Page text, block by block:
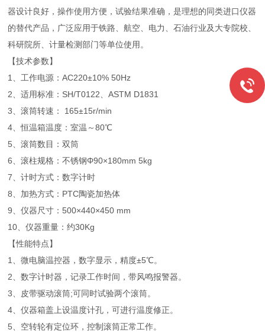
器设计良好，操作使用方便，试验结果准确，是理想的同类进口仪器
的替代产品，广泛应用于铁路、航空、电力、石油行业及大专院校、
科研院所、计量检测部门等单位使用。
【技术参数】
1、工作电源：AC220±10% 50Hz
2、适用标准：SH/T0122、ASTM D1831
3、滚筒转速： 165±15r/min
4、恒温箱温度：室温～80℃
5、滚筒数目：双筒
6、滚柱规格：不锈钢Φ90×180mm 5kg
7、计时方式：数字计时
8、加热方式：PTC陶瓷加热体
9、仪器尺寸：500×440×450 mm
10、仪器重量：约30Kg
【性能特点】
1、微电脑温控器，数字显示，精度±5℃。
2、数字计时器，记录工作时间，带风鸣报警器。
3、皮带驱动滚筒;可同时试验两个滚筒。
4、仪器箱盖上设温度计孔，可进行温度修正。
5、空转轮有定位环，控制滚筒正常工作。